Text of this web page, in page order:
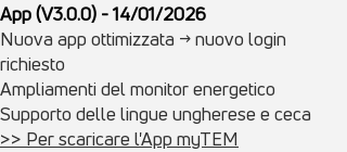
App (V3.0.0) - 14/01/2026
Nuova app ottimizzata -> nuovo login
richiesto
Ampliamenti del monitor energetico
Supporto delle lingue ungherese e ceca
>> Per scaricare l'App myTEM